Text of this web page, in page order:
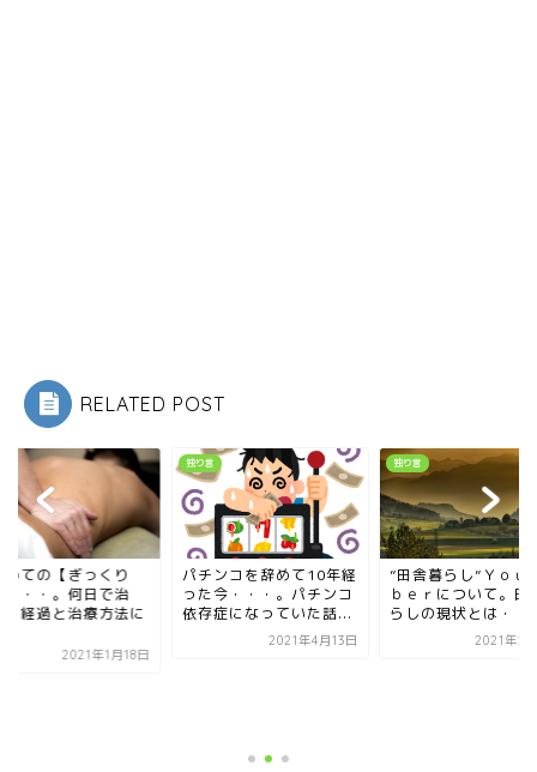
RELATED POST
ンコを辞めて10年経
・・・。パチンコ
症になっていた話...
独り言
”田舎暮らし”Ｙｏｕｔｕ
ｂｅｒについて。田舎暮
らしの現状とは・・・...
2021年2月13日
独り言